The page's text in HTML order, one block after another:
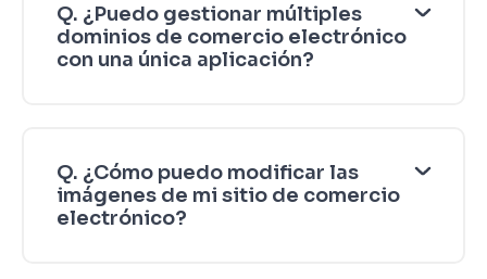
Q. ¿Puedo gestionar múltiples
dominios de comercio electrónico
con una única aplicación?
Q. ¿Cómo puedo modificar las
imágenes de mi sitio de comercio
electrónico?